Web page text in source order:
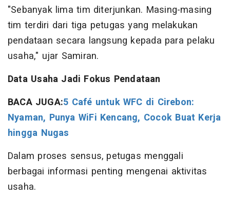
"Sebanyak lima tim diterjunkan. Masing-masing
tim terdiri dari tiga petugas yang melakukan
pendataan secara langsung kepada para pelaku
usaha," ujar Samiran.
Data Usaha Jadi Fokus Pendataan
BACA JUGA:5 Café untuk WFC di Cirebon:
Nyaman, Punya WiFi Kencang, Cocok Buat Kerja
hingga Nugas
Dalam proses sensus, petugas menggali
berbagai informasi penting mengenai aktivitas
usaha.